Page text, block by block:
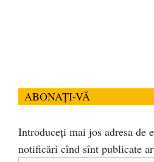
ABONAȚI-VĂ
Introduceți mai jos adresa de
notificări cînd sînt publicate